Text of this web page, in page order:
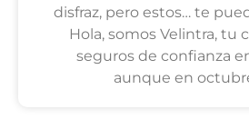
disfraz, pero estos… te
Hola, somos Velintra, tu
seguros de confianza
aunque en